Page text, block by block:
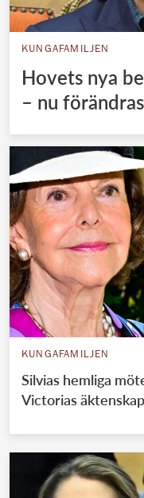
KUNGAFAMILJEN
Hovets nya
– nu
KUNGAFAMILJEN
Silvias hemliga
Victorias äktenskap